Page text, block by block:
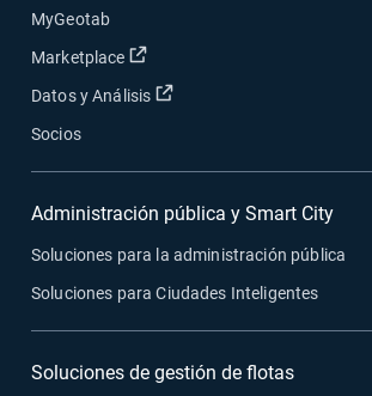
MyGeotab
Marketplace
Abrir en una nueva ventana
Datos y Análisis Abrir en una nueva ventana
Socios
Administración pública y Smart City
Soluciones para la administración pública
Soluciones para Ciudades Inteligentes
Soluciones de gestión de flotas